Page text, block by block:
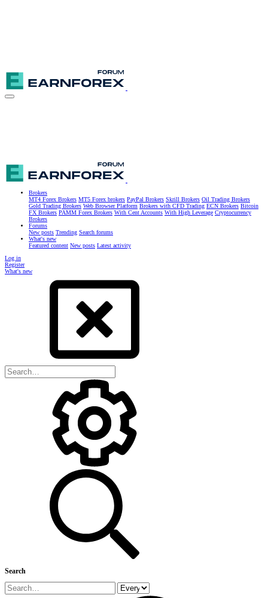
Brokers
MT4 Forex Brokers MT5 Forex brokers PayPal Brokers Skrill Brokers Oil Trading Brokers
Gold Trading Brokers Web Browser Platform Brokers with CFD Trading ECN Brokers Bitcoin
FX Brokers PAMM Forex Brokers With Cent Accounts With High Leverage Cryptocurrency
Brokers
Forums
New posts Trending Search forums
What's new
Featured content New posts Latest activity
Log in
Register
What's new
Search